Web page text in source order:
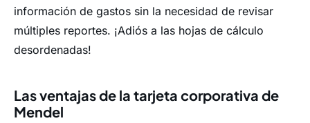
información de gastos sin la necesidad de revisar
múltiples reportes. ¡Adiós a las hojas de cálculo
desordenadas!
Las ventajas de la tarjeta corporativa de
Mendel